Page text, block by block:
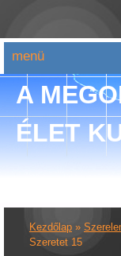
A
ÉLET
Kezdőlap »
Szeretet 15
menü